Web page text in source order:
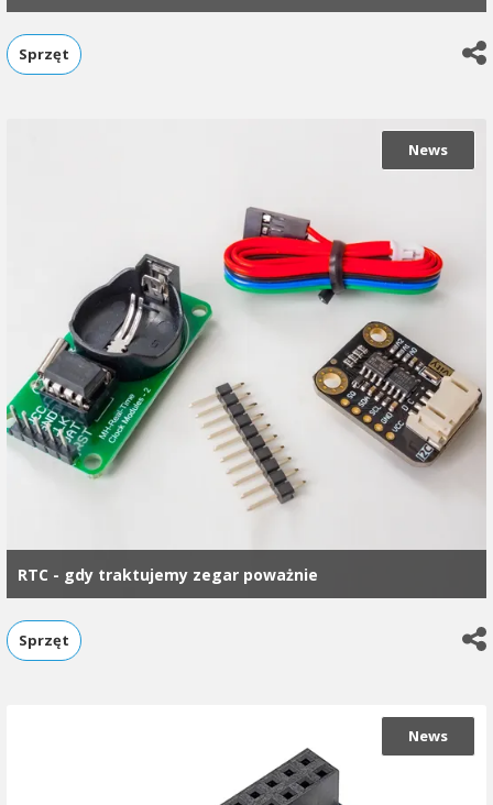
Sprzęt
News
RTC - gdy traktujemy zegar poważnie
Sprzęt
News